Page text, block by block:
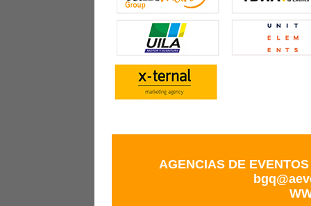
AGENCIAS DE